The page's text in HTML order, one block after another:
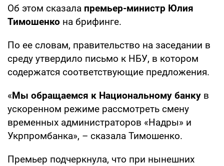
Об этом сказала премьер-министр Юлия
Тимошенко на брифинге.
По ее словам, правительство на заседании в
среду утвердило письмо к НБУ, в котором
содержатся соответствующие предложения.
«Мы обращаемся к Национальному банку в
ускоренном режиме рассмотреть смену
временных администраторов «Надры» и
Укрпромбанка», – сказала Тимошенко.
Премьер подчеркнула, что при нынешних